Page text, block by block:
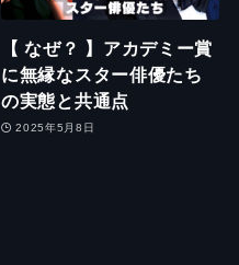
【 なぜ？ 】アカデミー賞
に無縁なスター俳優たち
の実態と共通点
2025年5月8日